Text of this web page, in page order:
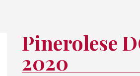
Pinerolese
2020